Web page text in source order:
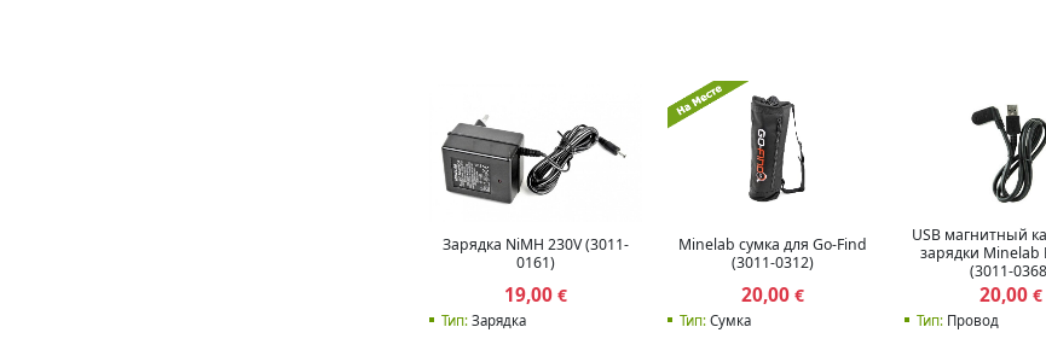
Зарядка NiMH 230V (3011-
0161)
19,00€
Тип: Зарядка
Minelab сумка для Go-Find
(3011-0312)
20,00 €
Тип:Сумка
USB магнитный
зарядки Minelab
(3011-
20,00€
Тип: Провод